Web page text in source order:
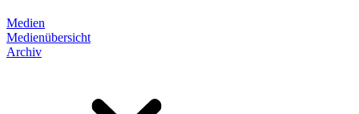
Medien
Medienübersicht
Archiv